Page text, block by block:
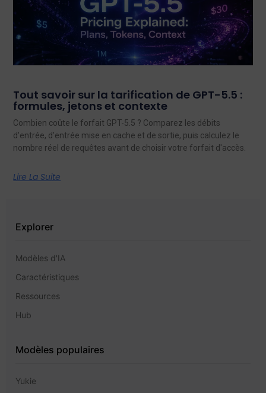
Tout savoir sur la tarification de GPT-5.5 :
formules, jetons et contexte
Combien coûte le forfait GPT-5.5 ? Comparez les débits
d'entrée, d'entrée mise en cache et de sortie, puis calculez le
nombre réel de requêtes avant de choisir votre forfait d'accès.
Lire La Suite
Explorer
Modèles d'IA
Caractéristiques
Ressources
Hub
Modèles populaires
Yukie